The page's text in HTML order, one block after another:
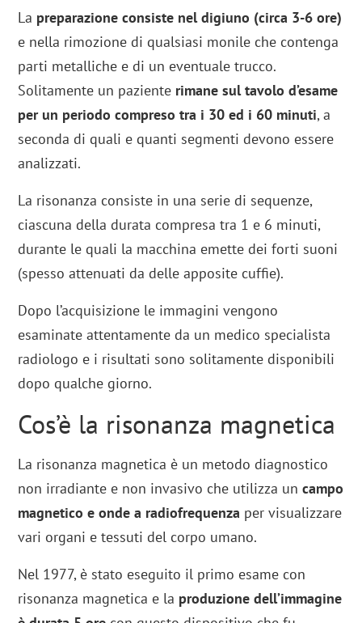
La preparazione consiste nel digiuno (circa 3-6 ore)
e nella rimozione di qualsiasi monile che contenga
parti metalliche e di un eventuale trucco.
Solitamente un paziente rimane sul tavolo d’esame
per un periodo compreso tra i 30 ed i 60 minuti, a
seconda di quali e quanti segmenti devono essere
analizzati.
La risonanza consiste in una serie di sequenze,
ciascuna della durata compresa tra 1 e 6 minuti,
durante le quali la macchina emette dei forti suoni
(spesso attenuati da delle apposite cuffie).
Dopo l’acquisizione le immagini vengono
esaminate attentamente da un medico specialista
radiologo e i risultati sono solitamente disponibili
dopo qualche giorno.
Cos’è la risonanza magnetica
La risonanza magnetica è un metodo diagnostico
non irradiante e non invasivo che utilizza uncampo
magnetico e onde a radiofrequenza per visualizzare
vari organi e tessuti del corpo umano.
Nel 1977, è stato eseguito il primo esame con
risonanza magnetica e la produzione dell’immagine